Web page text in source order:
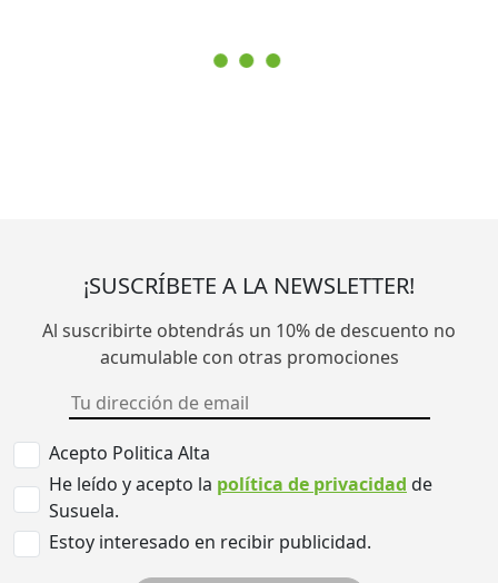
¡SUSCRÍBETE A LA NEWSLETTER!
Al suscribirte obtendrás un 10% de descuento no
acumulable con otras promociones
Acepto Politica Alta
He leído y acepto la política de privacidad de
Susuela.
Estoy interesado en recibir publicidad.